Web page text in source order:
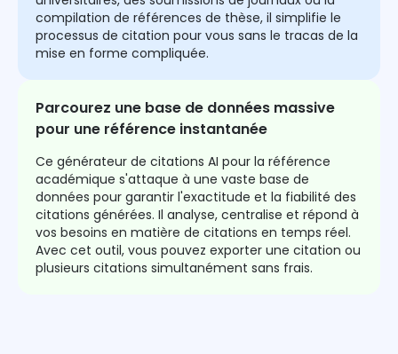
compilation de références de thèse, il simplifie le
processus de citation pour vous sans le tracas de la
mise en forme compliquée.
Parcourez une base de données massive
pour une référence instantanée
Ce générateur de citations AI pour la référence
académique s'attaque à une vaste base de
données pour garantir l'exactitude et la fiabilité des
citations générées. Il analyse, centralise et répond à
vos besoins en matière de citations en temps réel.
Avec cet outil, vous pouvez exporter une citation ou
plusieurs citations simultanément sans frais.